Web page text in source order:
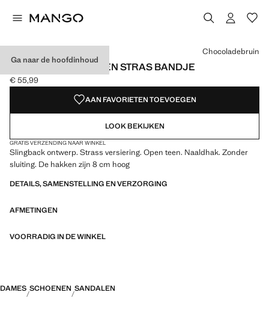
Ga naar de hoofdinhoud
SANDAAL MET HAK EN STRAS BANDJE
Huidige prijs [€ 55,99 ]
€ 55,99
Kies een kleur
Chocoladebruin
AAN FAVORIETEN TOEVOEGEN
LOOK BEKIJKEN
GRATIS VERZENDING NAAR WINKEL
Slingback ontwerp. Strass versiering. Open teen. Naaldhak. Zonder
sluiting. De hakken zijn 8 cm hoog
DETAILS, SAMENSTELLING EN VERZORGING
AFMETINGEN
VOORRADIG IN DE WINKEL
DAMES SCHOENEN SANDALEN